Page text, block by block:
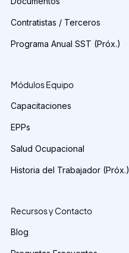
Contratistas / Terceros
Programa Anual SST (Próx.)
Módulos Equipo
Capacitaciones
EPPs
Salud Ocupacional
Historia del Trabajador (Próx.)
Recursos y Contacto
Blog